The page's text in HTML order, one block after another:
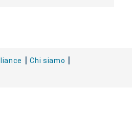
Chi siamo